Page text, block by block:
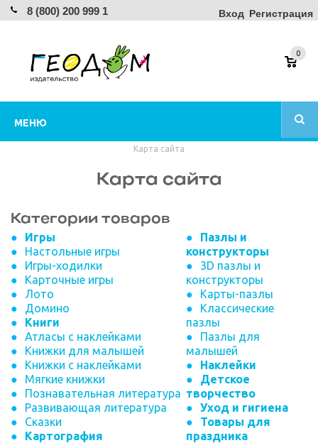
8 (800) 200 999 1 Вход Регистрация
МЕНЮ
0
Карта сайта
Карта сайта
Категории товаров
Игры
Настольные игры
Игры-ходилки
Карточные игры
Лото
Домино
Книги
Атласы с наклейками
Книжки для малышей
Книжки с наклейками
Мягкие книжки
Познавательная литература
Развивающая литература
Сказки
Картография
Пазлы и
конструкторы
3D пазлы и
конструкторы
Карты-пазлы
Классические
пазлы
Пазлы для
малышей
Наклейки
Детское
творчество
Уход и гигиена
Товары для
праздника